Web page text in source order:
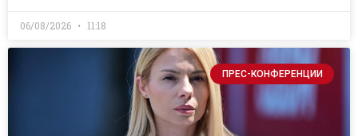
06/08/2026 11:18
ПРЕС-КОНФЕРЕНЦИИ